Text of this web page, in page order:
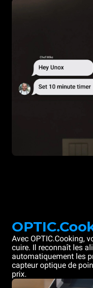
Avec OPTIC.Cooking,
cuire. Il reconnaît les
automatiquement les
capteur optique de
prix.